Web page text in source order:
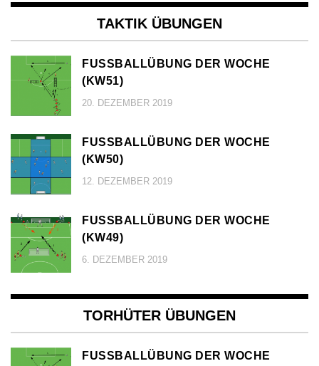
TAKTIK ÜBUNGEN
FUSSBALLÜBUNG DER WOCHE (
KW51)
20. DEZEMBER 2019
FUSSBALLÜBUNG DER WOCHE (
KW50)
12. DEZEMBER 2019
FUSSBALLÜBUNG DER WOCHE (
KW49)
6. DEZEMBER 2019
TORHÜTER ÜBUNGEN
FUSSBALLÜBUNG DER WOCHE (